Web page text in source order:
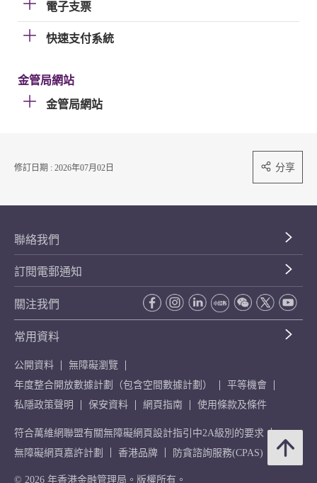
電子支票
快速支付系統
金管局網站
金管局網站
修訂日期 : 2026年07月02日 分享
聯絡我們
訂閱電郵通知
關注我們
常用資料
公開資料
無障礙瀏覽
年度整合開放數據計劃（包含空間數據計劃）
平等機會
私隱政策聲明
保安資料 網頁指南 使用條款及條件
符合萬維網聯盟有關無障礙網頁設計指引中2A級別的要求
無障礙網頁嘉許計劃
香港品牌 防貪諮詢服務(CPAS)
© 2026 年香港金融管理局。版權所有。